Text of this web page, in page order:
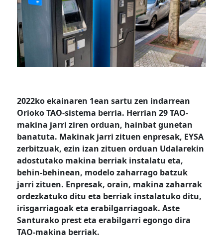
2022ko ekainaren 1ean sartu zen indarrean
Orioko TAO-sistema berria. Herrian 29 TAO-
makina jarri ziren orduan, hainbat gunetan
banatuta. Makinak jarri zituen enpresak, EYSA
zerbitzuak, ezin izan zituen orduan Udalarekin
adostutako makina berriak instalatu eta,
behin-behinean, modelo zaharrago batzuk
jarri zituen. Enpresak, orain, makina zaharrak
ordezkatuko ditu eta berriak instalatuko ditu,
irisgarriagoak eta erabilgarriagoak. Aste
Santurako prest eta erabilgarri egongo dira
TAO-makina berriak.